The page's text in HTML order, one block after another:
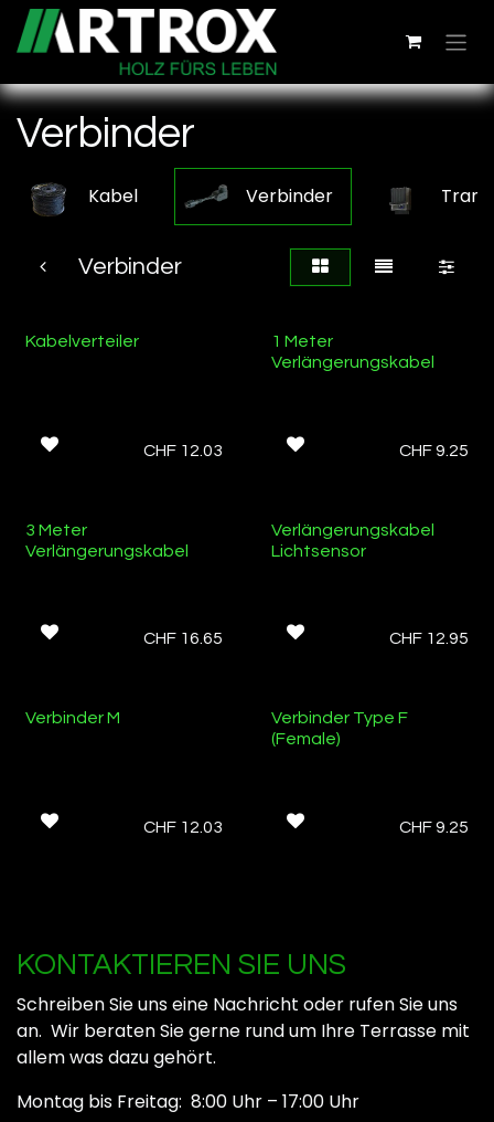
Zum Inhalt springen
Verbinder
Kabel Verbinder
Verbinder
Kabelverteiler
CHF 12.03
Ab Lager
1 Meter
Verlängerungskabel
CHF9.25
Ab Lager
3 Meter
Verlängerungskabel
CHF 16.65
Verlängerungskabel
Lichtsensor
CHF 12.95
Ab Lager
Verbinder M
CHF 12.03
Ab Lager
Verbinder Type F
(Female)
CHF9.25
KONTAKTIEREN SIE UNS
Schreiben Sie uns eine Nachricht oder rufen Sie uns
an. Wir beraten Sie gerne rund um Ihre Terrasse mit
allem was dazu gehört.
Montag bis Freitag: 8:00 Uhr – 17:00 Uhr